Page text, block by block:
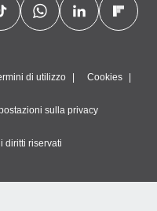
di utilizzo Cookies
sulla privacy
diritti riservati